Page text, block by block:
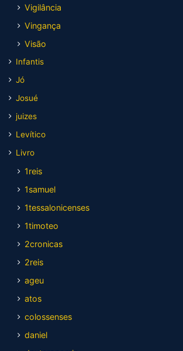
Vigilância
Vingança
Visão
Infantis
Jó
Josué
juizes
Levítico
Livro
1reis
1samuel
1tessalonicenses
1timoteo
2cronicas
2reis
ageu
atos
colossenses
daniel